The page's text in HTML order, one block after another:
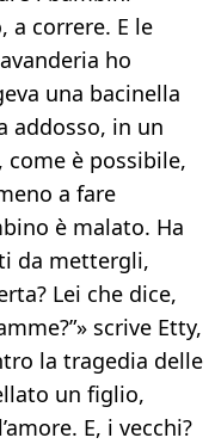
a correre. E le
ho
una bacinella
addosso, in un
come è possibile,
a fare
è malato. Ha
da mettergli,
Lei che dice,
scrive Etty,
la tragedia delle
un figlio,
E, i vecchi?